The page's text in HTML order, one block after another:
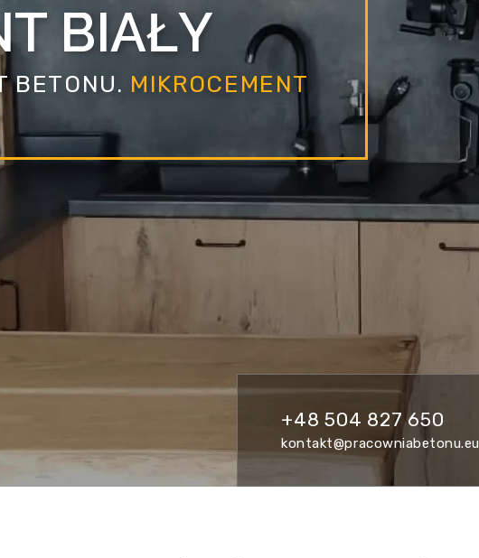
BIAŁY
BETONU. MIKROCEMENT
+48 504 827 650
kontakt@pracowniabetonu.eu